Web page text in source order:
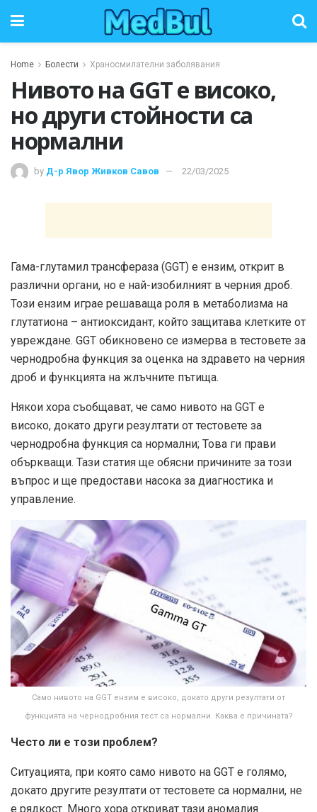
Home Болести Храносмилателни заболявания
Нивото на GGT е високо,
но други стойности са
нормални
by Д-р Явор Живков Савов 22/03/2025
Гама-глутамил трансфераза (GGT) е ензим, открит в
различни органи, но е най-изобилният в черния дроб.
Този ензим играе решаваща роля в метаболизма на
глутатиона – антиоксидант, който защитава клетките от
увреждане. GGT обикновено се измерва в тестовете за
чернодробна функция за оценка на здравето на черния
дроб и функцията на жлъчните пътища.
Някои хора съобщават, че само нивото на GGT е
високо, докато други резултати от тестовете за
чернодробна функция са нормални; Това ги прави
объркващи. Тази статия ще обясни причините за този
въпрос и ще предостави насока за диагностика и
управление.
Само нивото на GGT ензим е високо, докато други резултати от
функцията на чернодробния тест са нормални. Каква е причината?
Често ли е този проблем?
Ситуацията, при която само нивото на GGT е голямо,
докато другите резултати от тестовете са нормални, не
е рядкост. Много хора откриват тази аномалия